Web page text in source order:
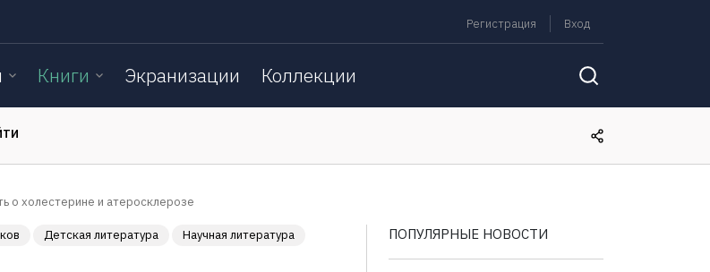
Регистрация Вход
Книги Экранизации Коллекции
о холестерине и атеросклерозе
Детская литература Научная литература ПОПУЛЯРНЫЕ НОВОСТИ